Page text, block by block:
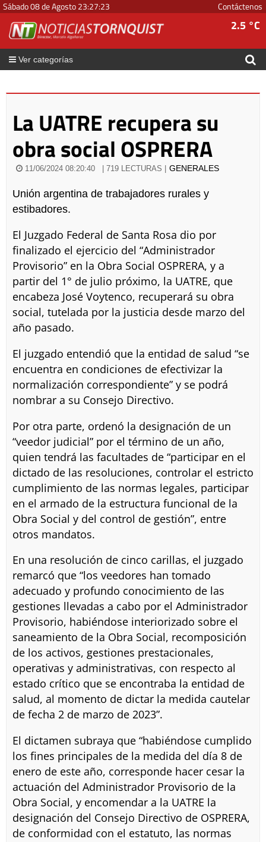
Sábado 08 de Agosto23:27:23 Contáctenos
2.5 °C
Ver categorías
La UATRE recupera su
obra social OSPRERA
11/06/2024 08:20:40 | 719 LECTURAS | GENERALES
Unión argentina de trabajadores rurales y
estibadores.
El Juzgado Federal de Santa Rosa dio por
finalizado el ejercicio del “Administrador
Provisorio” en la Obra Social OSPRERA, y a
partir del 1° de julio próximo, la UATRE, que
encabeza José Voytenco, recuperará su obra
social, tutelada por la justicia desde marzo del
año pasado.
El juzgado entendió que la entidad de salud “se
encuentra en condiciones de efectivizar la
normalización correspondiente” y se podrá
nombrar a su Consejo Directivo.
Por otra parte, ordenó la designación de un
“veedor judicial” por el término de un año,
quien tendrá las facultades de “participar en el
dictado de las resoluciones, controlar el estricto
cumplimiento de las normas legales, participar
en el armado de la estructura funcional de la
Obra Social y del control de gestión”, entre
otros mandatos.
En una resolución de cinco carillas, el juzgado
remarcó que “los veedores han tomado
adecuado y profundo conocimiento de las
gestiones llevadas a cabo por el Administrador
Provisorio, habiéndose interiorizado sobre el
saneamiento de la Obra Social, recomposición
de los activos, gestiones prestacionales,
operativas y administrativas, con respecto al
estado crítico que se encontraba la entidad de
salud, al momento de dictar la medida cautelar
de fecha 2 de marzo de 2023”.
El dictamen subraya que “habiéndose cumplido
los fines principales de la medida del día 8 de
enero de este año, corresponde hacer cesar la
actuación del Administrador Provisorio de la
Obra Social, y encomendar a la UATRE la
designación del Consejo Directivo de OSPRERA,
de conformidad con el estatuto, las normas